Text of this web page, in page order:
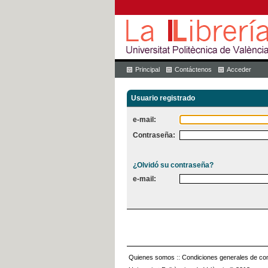
Principal Contáctenos Acceder
Usuario registrado
e-mail:
Contraseña:
¿Olvidó su contraseña?
e-mail:
Quienes somos :: Condiciones generales de